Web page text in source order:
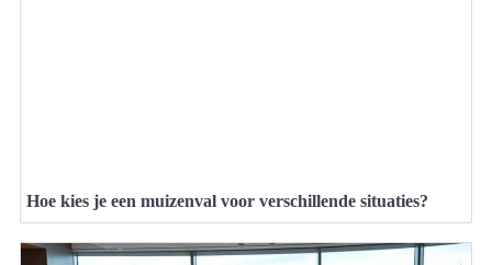
Hoe kies je een muizenval voor verschillende situaties?